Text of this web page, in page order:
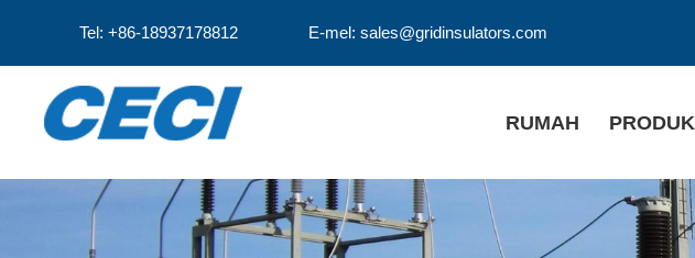
Tel: +86-18937178812 E-mel: sales@gridinsulators.com
RUMAH PRODUK